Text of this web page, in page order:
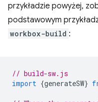
przykładzie powyżej,
podstawowym
workbox-build :
// build-sw.js
import {generateSW}